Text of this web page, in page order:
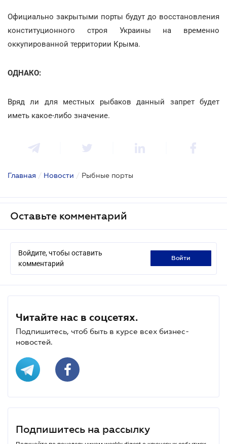
Официально закрытыми порты будут до восстановления
конституционного строя Украины на временно
оккупированной территории Крыма.
ОДНАКО:
Вряд ли для местных рыбаков данный запрет будет
иметь какое-либо значение.
Главная / Новости / Рыбные порты
Оставьте комментарий
Войдите, чтобы оставить
комментарий
войти
Читайте нас в соцсетях.
Подпишитесь, чтоб быть в курсе всех бизнес-
новостей.
Подпишитесь на рассылку